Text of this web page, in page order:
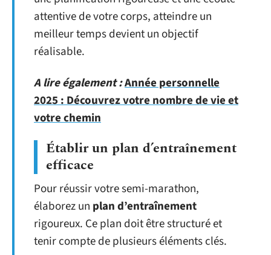
attentive de votre corps, atteindre un
meilleur temps devient un objectif
réalisable.
A lire également :Année personnelle
2025 : Découvrez votre nombre de vie et
votre chemin
Établir un plan d’entraînement
efficace
Pour réussir votre semi-marathon,
élaborez un plan d’entraînement
rigoureux. Ce plan doit être structuré et
tenir compte de plusieurs éléments clés.